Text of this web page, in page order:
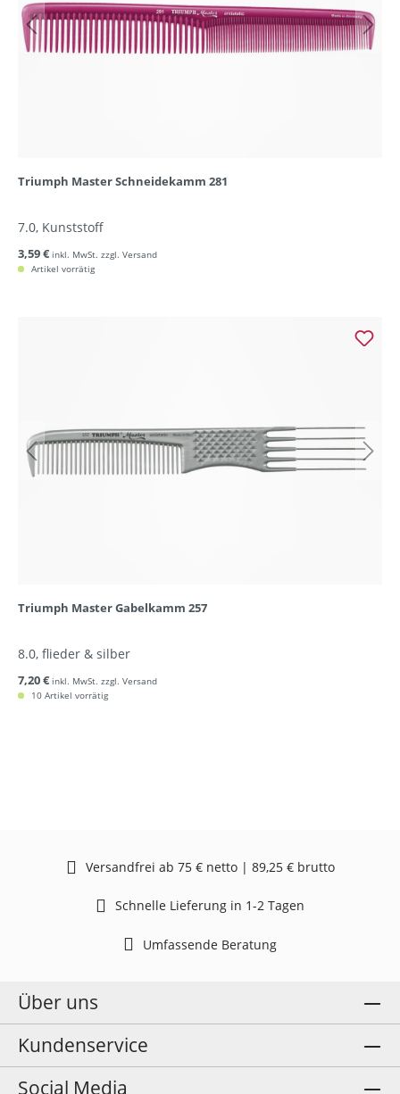
Triumph Master Schneidekamm 281
7.0, Kunststoff
3,59 € inkl. MwSt. zzgl. Versand
Artikel vorrätig
Triumph Master Gabelkamm 257
8.0, flieder & silber
7,20 € inkl. MwSt. zzgl. Versand
10 Artikel vorrätig
Versandfrei ab 75 € netto | 89,25 € brutto
Schnelle Lieferung in 1-2 Tagen
Umfassende Beratung
Über uns
Kundenservice
Social Media